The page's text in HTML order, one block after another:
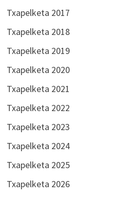
Txapelketa 2017
Txapelketa 2018
Txapelketa 2019
Txapelketa 2020
Txapelketa 2021
Txapelketa 2022
Txapelketa 2023
Txapelketa 2024
Txapelketa 2025
Txapelketa 2026